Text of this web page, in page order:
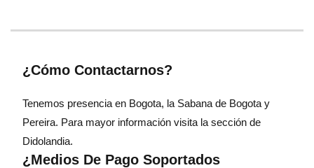
¿Cómo Contactarnos?
Tenemos presencia en Bogota, la Sabana de Bogota y
Pereira. Para mayor información visita la sección de
Didolandia.
¿Medios De Pago Soportados